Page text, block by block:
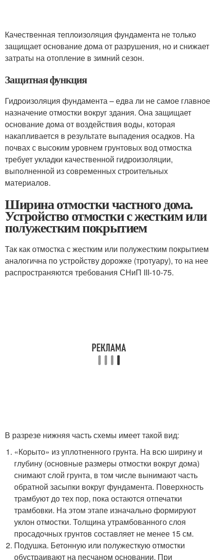
Качественная теплоизоляция фундамента не только
защищает основание дома от разрушения, но и снижает
затраты на отопление в зимний сезон.
Защитная функция
Гидроизоляция фундамента – едва ли не самое главное
назначение отмостки вокруг здания. Она защищает
основание дома от воздействия воды, которая
накапливается в результате выпадения осадков. На
почвах с высоким уровнем грунтовых вод отмостка
требует укладки качественной гидроизоляции,
выполненной из современных строительных
материалов.
Ширина отмостки частного дома.
Устройство отмостки с жестким или
полужестким покрытием
Так как отмостка с жестким или полужестким покрытием
аналогична по устройству дорожке (тротуару), то на нее
распространяются требования СНиП III-10-75.
В разрезе нижняя часть схемы имеет такой вид:
«Корыто» из уплотненного грунта. На всю ширину и
глубину (основные размеры отмостки вокруг дома)
снимают слой грунта, в том числе вынимают часть
обратной засыпки вокруг фундамента. Поверхность
трамбуют до тех пор, пока остаются отпечатки
трамбовки. На этом этапе изначально формируют
уклон отмостки. Толщина утрамбованного слоя
просадочных грунтов составляет не менее 15 см.
Подушка. Бетонную или полужесткую отмостки
обустраивают на песчаном основании. При